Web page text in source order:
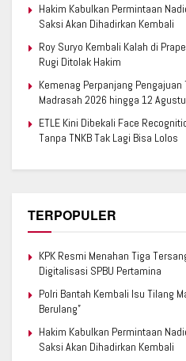
Hakim Kabulkan Permintaan
Saksi Akan Dihadirkan Kembali
Roy Suryo Kembali Kalah di
Rugi Ditolak Hakim
Kemenag Perpanjang
Madrasah 2026 hingga 12
ETLE Kini Dibekali Face
Tanpa TNKB Tak Lagi Bisa Lolos
TERPOPULER
KPK Resmi Menahan Tiga
Digitalisasi SPBU Pertamina
Polri Bantah Kembali Isu Tilang
Berulang”
Hakim Kabulkan Permintaan
Saksi Akan Dihadirkan Kembali